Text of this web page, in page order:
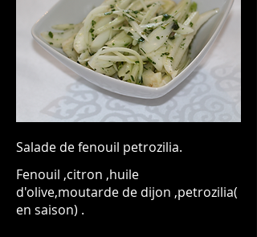
Salade de fenouil petrozilia.
Fenouil ,citron ,huile
d'olive,moutarde de dijon ,petrozilia(
en saison) .